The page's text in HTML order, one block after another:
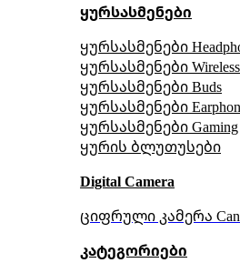
ყურსასმენები
ყურსასმენები
ყურსასმენები Wireless
ყურსასმენები Buds
ყურსასმენები
ყურსასმენები Gaming
ყურის ბლუთუსები
Digital Camera
ციფრული კამერა
კატეგორიები